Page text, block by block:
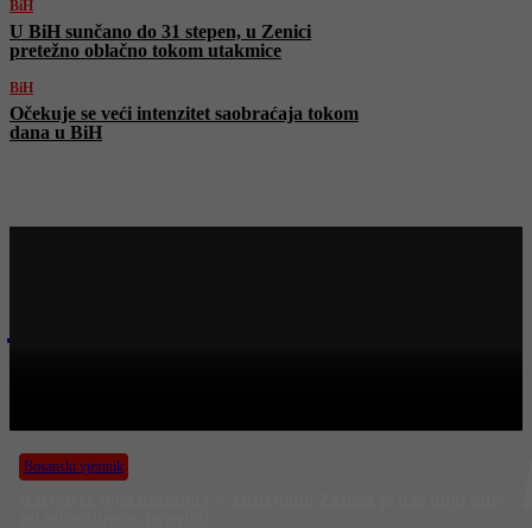
BiH
U BiH sunčano do 31 stepen, u Zenici
pretežno oblačno tokom utakmice
BiH
Očekuje se veći intenzitet saobraćaja tokom
dana u BiH
Bosanski vjestnik